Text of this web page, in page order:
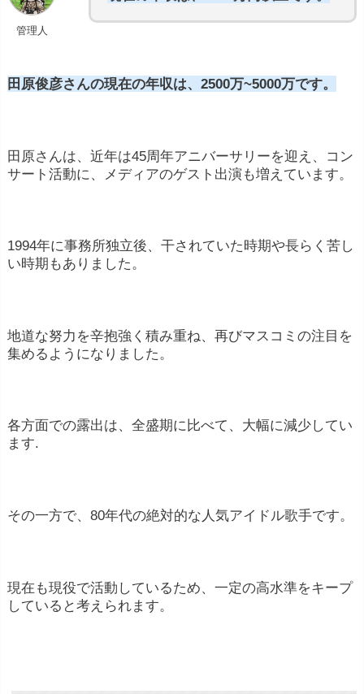
管理人
田原俊彦さんの現在の年収は、2500万~5000万です。
田原さんは、近年は45周年アニバーサリーを迎え、コン
サート活動に、メディアのゲスト出演も増えています。
1994年に事務所独立後、干されていた時期や長らく苦し
い時期もありました。
地道な努力を辛抱強く積み重ね、再びマスコミの注目を
集めるようになりました。
各方面での露出は、全盛期に比べて、大幅に減少してい
ます.
その一方で、80年代の絶対的な人気アイドル歌手です。
現在も現役で活動しているため、一定の高水準をキープ
していると考えられます。